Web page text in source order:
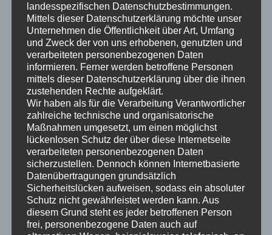
Teilen mit:
Gefällt mir:
landesspezifischen Datenschutzbestimmungen.
Mittels dieser Datenschutzerklärung möchte unser
Unternehmen die Öffentlichkeit über Art, Umfang
und Zweck der von uns erhobenen, genutzten und
verarbeiteten personenbezogenen Daten
informieren. Ferner werden betroffene Personen
mittels dieser Datenschutzerklärung über die ihnen
zustehenden Rechte aufgeklärt.
Wir haben als für die Verarbeitung Verantwortlicher
zahlreiche technische und organisatorische
Maßnahmen umgesetzt, um einen möglichst
lückenlosen Schutz der über diese Internetseite
verarbeiteten personenbezogenen Daten
sicherzustellen. Dennoch können Internetbasierte
Datenübertragungen grundsätzlich
Sicherheitslücken aufweisen, sodass ein absoluter
Schutz nicht gewährleistet werden kann. Aus
diesem Grund steht es jeder betroffenen Person
frei, personenbezogene Daten auch auf